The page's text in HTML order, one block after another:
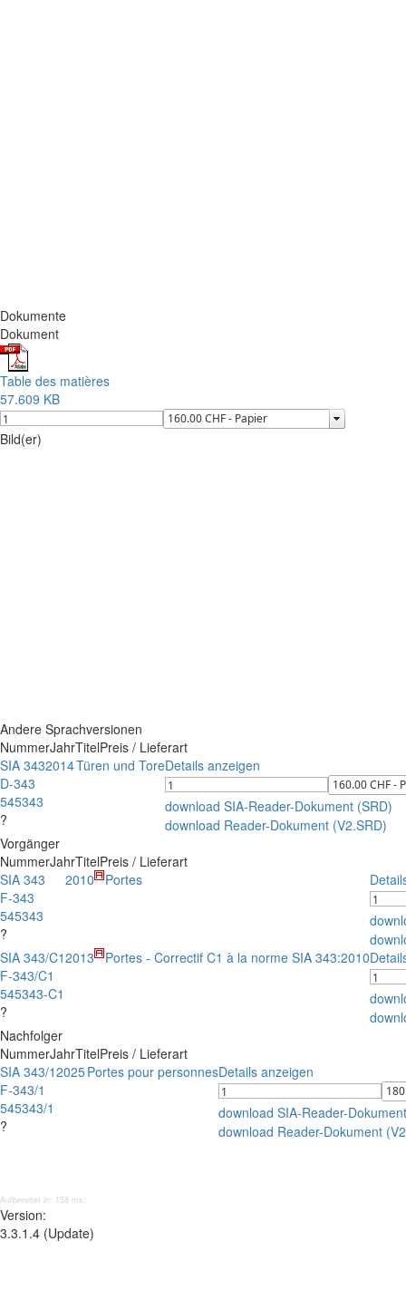
Dokumente
Dokument
Table des matières
57.609 KB
Bild(er)
Andere Sprachversionen
NummerJahrTitelPreis / Lieferart
SIA 343
D-343
545343
?
2014Türen und ToreDetails anzeigen
download SIA-Reader-Dokument (SRD)
download Reader-Dokument (V2.SRD)
Vorgänger
NummerJahrTitelPreis / Lieferart
SIA 343
F-343
545343
?
2010 Portes
SIA 343/C1
F-343/C1
545343-C1
?
2013 Portes - Correctif C1 à la norme SIA 343:2010
Nachfolger
NummerJahrTitelPreis / Lieferart
SIA 343/1
F-343/1
545343/1
?
2025Portes pour personnesDetails anzeigen
download SIA-Reader-
download Reader-Dokument
Aufbereitet in: 158 ms;
Version:
3.3.1.4 (Update)